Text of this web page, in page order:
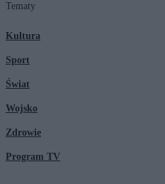
Tematy
Kultura
Sport
Świat
Wojsko
Zdrowie
Program TV